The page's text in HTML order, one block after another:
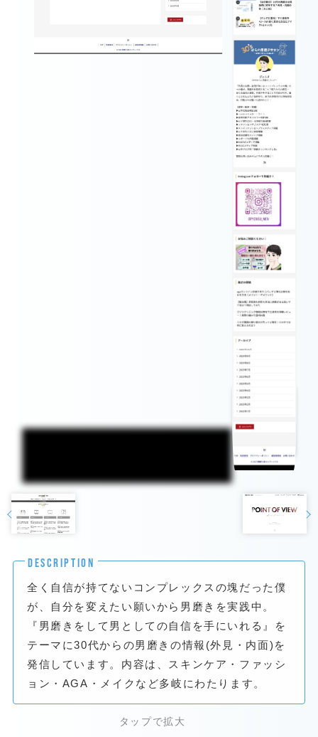
DESCRIPTION
全く自信が持てないコンプレックスの塊だった僕
が、自分を変えたい願いから男磨きを実践中。
『男磨きをして男としての自信を手にいれる』を
テーマに30代からの男磨きの情報(外見・内面)を
発信しています。内容は、スキンケア・ファッシ
ョン・AGA・メイクなど多岐にわたります。